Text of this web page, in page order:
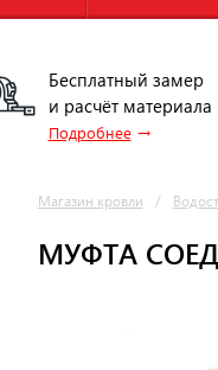
Бесплатный замер
и расчёт материала
Подробнее→
Магазин кровли /
МУФТА